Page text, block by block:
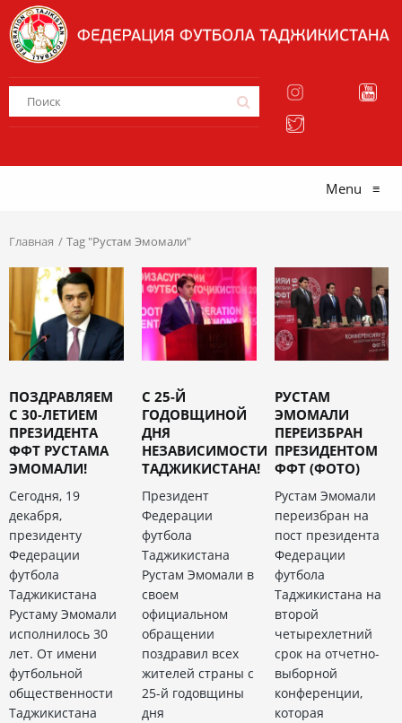
Menu ≡
Главная Tag "Рустам Эмомали"
ПОЗДРАВЛЯЕМ
С 30-ЛЕТИЕМ
ПРЕЗИДЕНТА
ФФТ РУСТАМА
ЭМОМАЛИ!
Сегодня, 19
декабря,
президенту
Федерации
футбола
Таджикистана
Рустаму Эмомали
исполнилось 30
лет. От имени
футбольной
общественности
Таджикистана
С 25-Й
ГОДОВЩИНОЙ
ДНЯ
НЕЗАВИСИМОСТИ
ТАДЖИКИСТАНА!
Президент
Федерации
футбола
Таджикистана
Рустам Эмомали в
своем
официальном
обращении
поздравил всех
жителей страны с
25-й годовщины
дня
РУСТАМ
ЭМОМАЛИ
ПЕРЕИЗБРАН
ПРЕЗИДЕНТОМ
ФФТ (ФОТО)
Рустам Эмомали
переизбран на
пост президента
Федерации
футбола
Таджикистана на
второй
четырехлетний
срок на отчетно-
выборной
конференции,
которая